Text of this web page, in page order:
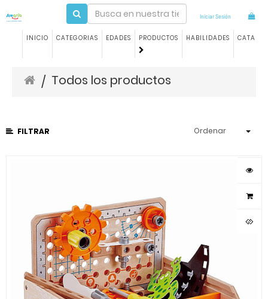
Iniciar Sesión
INICIO CATEGORIAS EDADES PRODUCTOS HABILIDADES
/ Todos los productos
FILTRAR Ordenar